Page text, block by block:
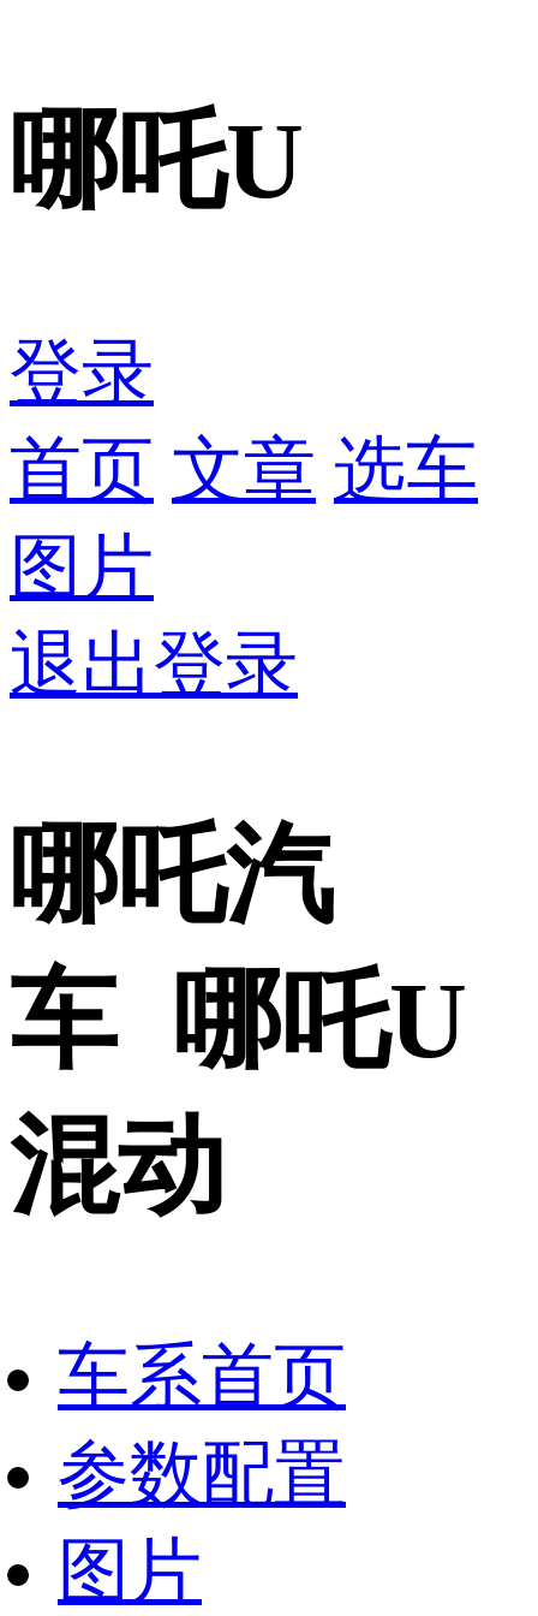
哪吒U
登录
首页 文章 选车
图片
退出登录
哪吒汽
车 哪吒U
混动
车系首页
参数配置
图片